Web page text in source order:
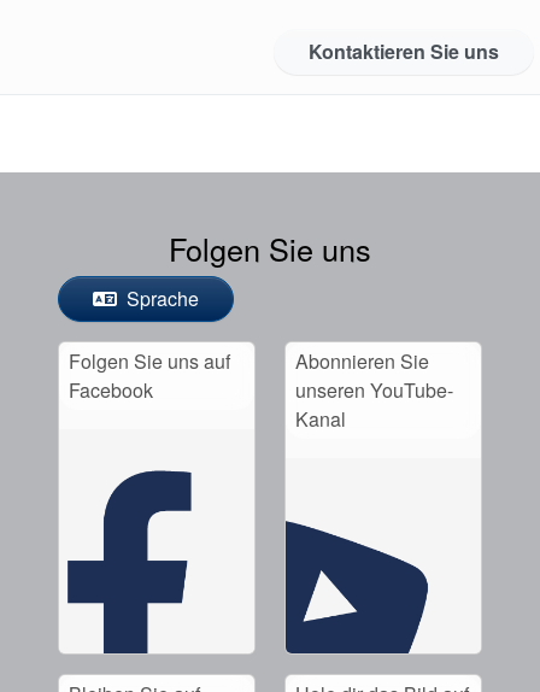
Kontaktieren Sie uns
Folgen Sie uns
Sprache
Folgen Sie uns auf
Facebook
Abonnieren Sie
unseren YouTube-
Kanal